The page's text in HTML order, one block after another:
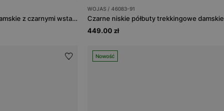
Bordowe niskie trekkingi damskie z czarnymi wstawkami
WOJAS / 46083-91
Czarne niskie półbuty trekkingowe damskie
449.00 zł
Nowość